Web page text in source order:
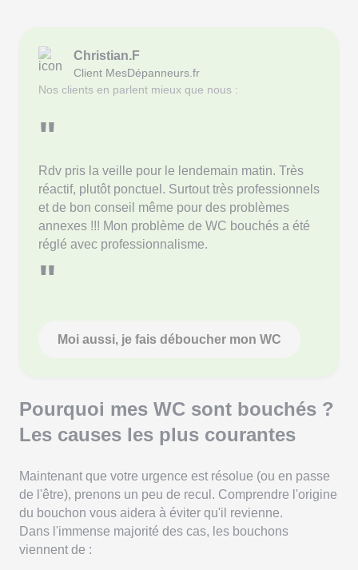
Christian.F
Client MesDépanneurs.fr
Nos clients en parlent mieux que nous :
"
Rdv pris la veille pour le lendemain matin. Très
réactif, plutôt ponctuel. Surtout très professionnels
et de bon conseil même pour des problèmes
annexes !!! Mon problème de WC bouchés a été
réglé avec professionnalisme.
"
Moi aussi, je fais déboucher mon WC
Pourquoi mes WC sont bouchés ?
Les causes les plus courantes
Maintenant que votre urgence est résolue (ou en passe
de l'être), prenons un peu de recul. Comprendre l'origine
du bouchon vous aidera à éviter qu'il revienne.
Dans l'immense majorité des cas, les bouchons
viennent de :